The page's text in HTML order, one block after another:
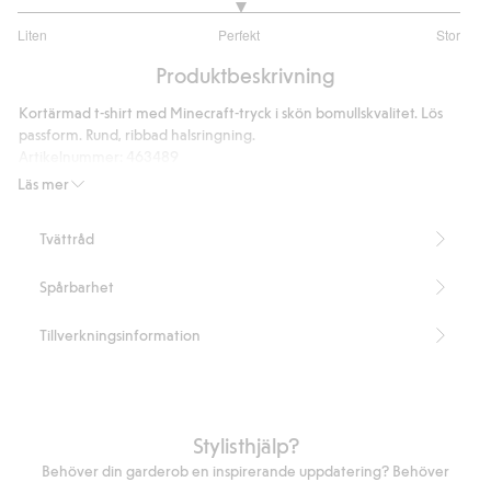
Liten Perfekt Stor
utav
6
betyg
Produktbeskrivning
Läs mer
Kortärmad t-shirt med Minecraft-tryck i skön bomullskvalitet. Lös
passform. Rund, ribbad halsringning.
Tvättråd
Spårbarhet
Tillverkningsinformation
Stylisthjälp?
Behöver din garderob en inspirerande uppdatering? Behöver